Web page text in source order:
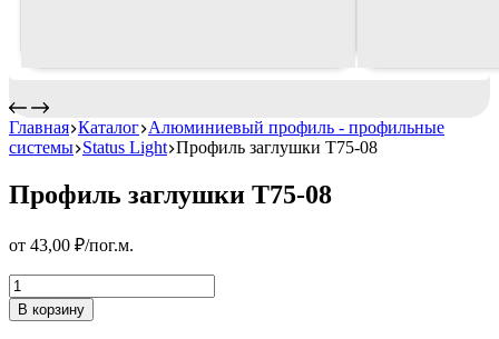
Главная Каталог Алюминиевый профиль - профильные
системы Status Light Профиль заглушки T75-08
Профиль заглушки T75-08
от 43,00 ₽/пог.м.
Профиль
заглушки
T75-
В корзину